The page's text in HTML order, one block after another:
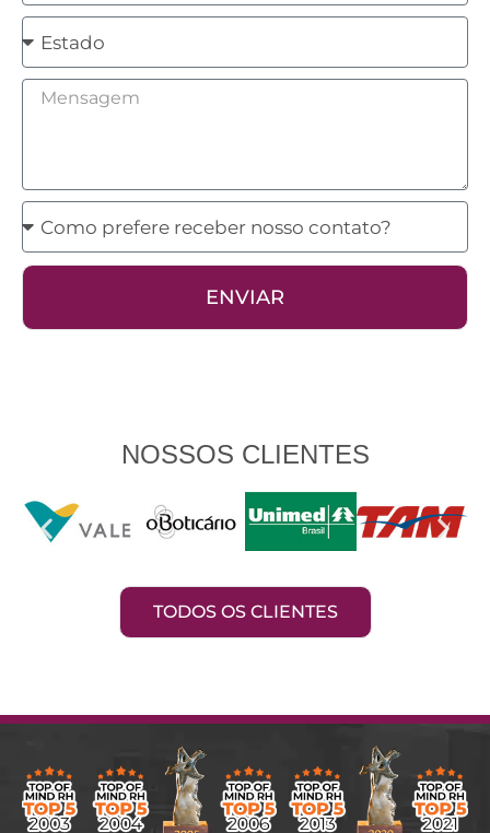
Estado
Mensagem
Como
prefere
receber
ENVIAR
NOSSOS CLIENTES
TODOS OS CLIENTES